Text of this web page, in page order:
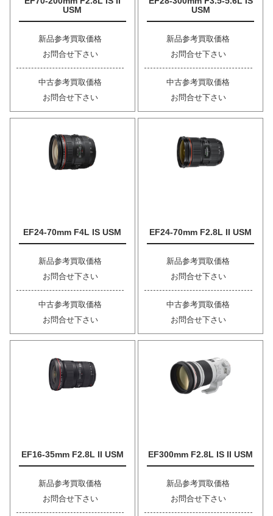
USM
新品参考買取価格
お問合せ下さい
中古参考買取価格
お問合せ下さい
USM
新品参考買取価格
お問合せ下さい
中古参考買取価格
お問合せ下さい
EF24-70mm F4L IS USM
新品参考買取価格
お問合せ下さい
中古参考買取価格
お問合せ下さい
EF24-70mm F2.8L II USM
新品参考買取価格
お問合せ下さい
中古参考買取価格
お問合せ下さい
EF16-35mm F2.8L II USM
新品参考買取価格
お問合せ下さい
EF300mm F2.8L IS II USM
新品参考買取価格
お問合せ下さい